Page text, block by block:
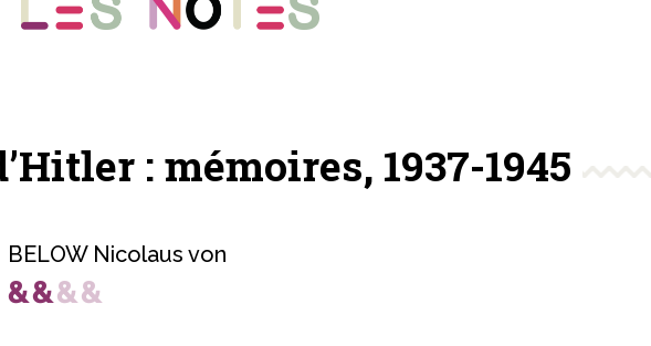
: mémoires, 1937-1945
BELOW Nicolaus von